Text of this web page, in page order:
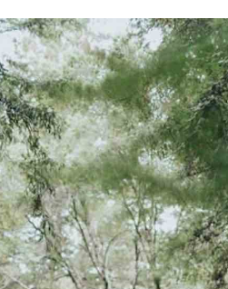
Austrálie?
Víza,
letenky,